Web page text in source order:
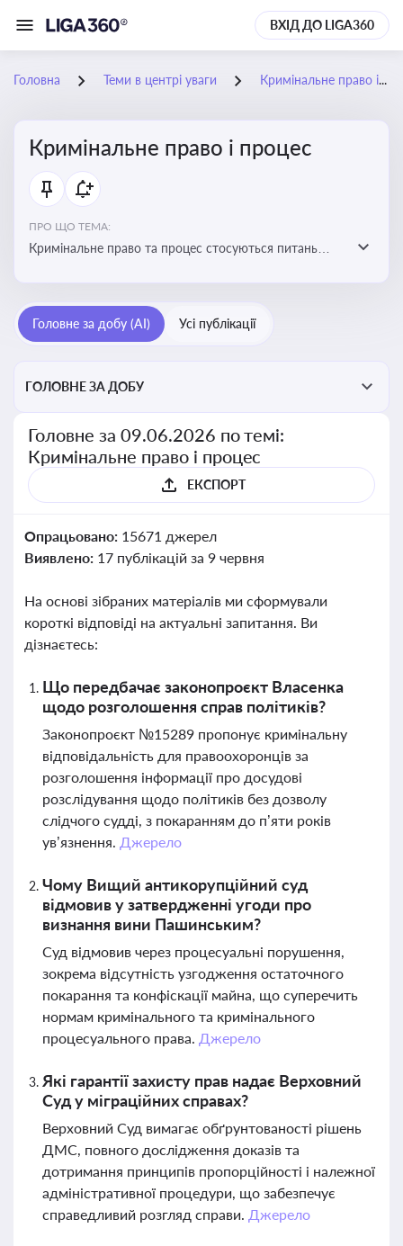
ВХІД ДО LIGA360
Головна Теми в центрі уваги Кримінальне право і процес
Кримінальне право і процес
ПРО ЩО ТЕМА:
Кримінальне право та процес стосуються питань
Головне за добу (AI) Усі публікації
ГОЛОВНЕ ЗА ДОБУ
Головне за 09.06.2026 по темі:
Кримінальне право і процес
ЕКСПОРТ
Опрацьовано: 15671 джерел
Виявлено: 17 публікацій за 9 червня
На основі зібраних матеріалів ми сформували
короткі відповіді на актуальні запитання. Ви
дізнаєтесь:
Що передбачає законопроєкт Власенка
щодо розголошення справ політиків?
Законопроєкт №15289 пропонує кримінальну
відповідальність для правоохоронців за
розголошення інформації про досудові
розслідування щодо політиків без дозволу
слідчого судді, з покаранням до п’яти років
ув’язнення. Джерело
Чому Вищий антикорупційний суд
відмовив у затвердженні угоди про
визнання вини Пашинським?
Суд відмовив через процесуальні порушення,
зокрема відсутність узгодження остаточного
покарання та конфіскації майна, що суперечить
нормам кримінального та кримінального
процесуального права. Джерело
Які гарантії захисту прав надає Верховний
Суд у міграційних справах?
Верховний Суд вимагає обґрунтованості рішень
ДМС, повного дослідження доказів та
дотримання принципів пропорційності і належної
адміністративної процедури, що забезпечує
справедливий розгляд справи. Джерело